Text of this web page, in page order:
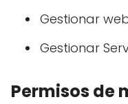
Gestionar
Gestionar
Permisos de